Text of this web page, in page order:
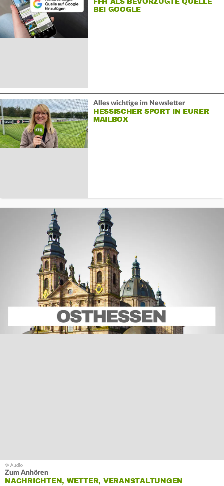
FFH ALS BEVORZUGTE QUELLE
BEI GOOGLE
Alles wichtige im Newsletter
HESSISCHER SPORT IN EURER
MAILBOX
Zum Anhören
NACHRICHTEN, WETTER, VERANSTALTUNGEN